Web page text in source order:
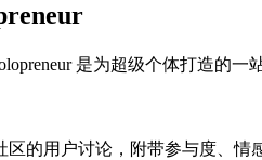
是为超级个体打造的一
的用户讨论，附带参与度、情